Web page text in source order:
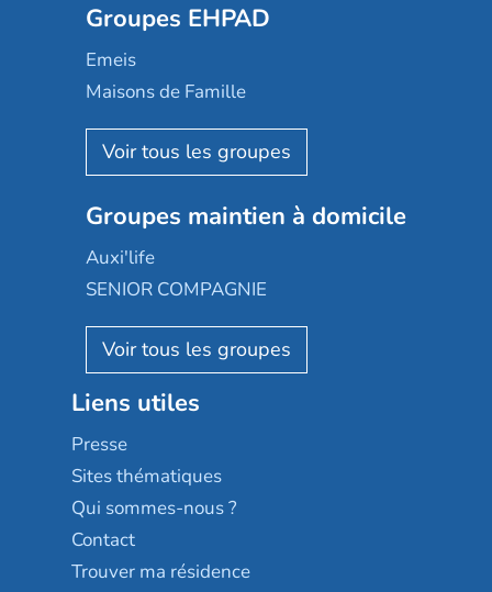
Mobicap
Domusvi
Happy Senior
Aquarelia
Nexity edenea
Les jardins d'Arcadie
Occitalia
Appartseniors
Reseda
Stella management
Les villages d'or
Sérénys
Résidences services Villa Médicis
Groupes EHPAD
Emeis
Maisons de Famille
Korian
Emera
Groupe SOS
Le Noble Âge
Almage
Résidalya
Groupe aplus
Groupes maintien à domicile
Auxi'life
SENIOR COMPAGNIE
AGE D'OR Services
Liens utiles
Presse
Sites thématiques
Qui sommes-nous ?
Contact
Trouver ma résidence